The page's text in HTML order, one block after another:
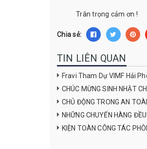
Trân trọng cảm ơn !
Chia sẻ:
TIN LIÊN QUAN
Fravi Tham Dự VIMF Hải
CHÚC MỪNG SINH NHẬT
CHỦ ĐỘNG TRONG AN
NHỮNG CHUYẾN HÀNG
KIỆN TOÀN CÔNG TÁC